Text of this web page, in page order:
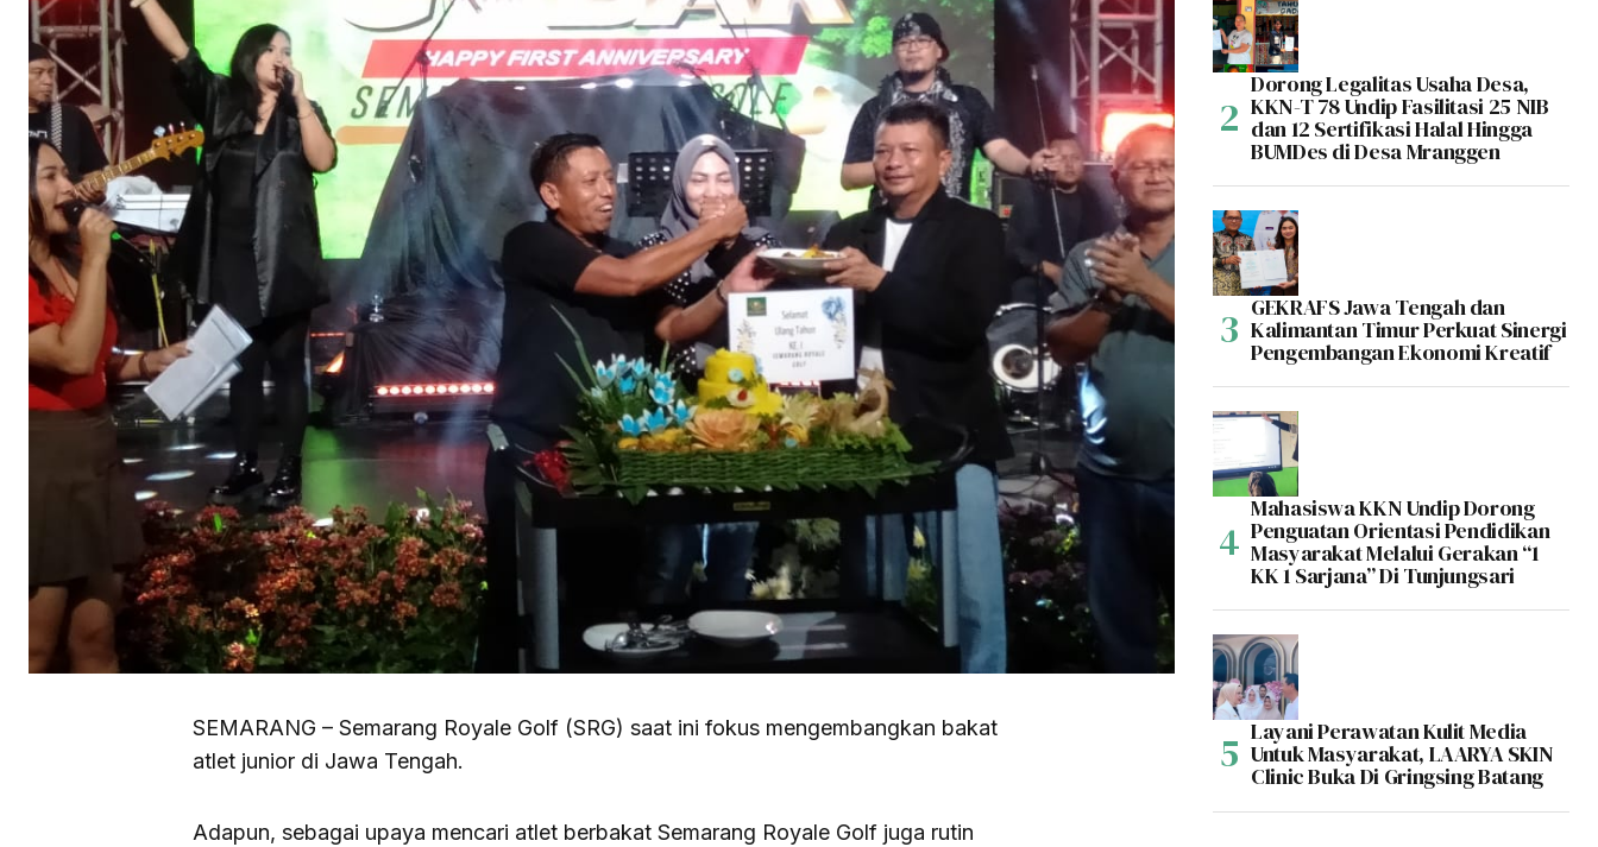
SEMARANG – Semarang Royale Golf (SRG) saat ini fokus mengembangkan bakat
atlet junior di Jawa Tengah.
Adapun, sebagai upaya mencari atlet berbakat Semarang Royale Golf juga rutin
Dorong Legalitas Usaha Desa,
KKN-T 78 Undip Fasilitasi 25 NIB
dan 12 Sertifikasi Halal Hingga
BUMDes di Desa Mranggen
GEKRAFS Jawa Tengah dan
Kalimantan Timur Perkuat Sinergi
Pengembangan Ekonomi Kreatif
Mahasiswa KKN Undip Dorong
Penguatan Orientasi Pendidikan
Masyarakat Melalui Gerakan “1
KK 1 Sarjana” Di Tunjungsari
Layani Perawatan Kulit Media
Untuk Masyarakat, LAARYA SKIN
Clinic Buka Di Gringsing Batang